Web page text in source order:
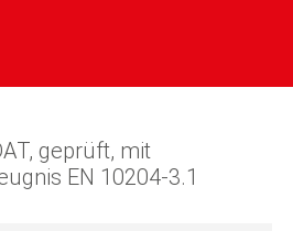
geprüft, mit
EN 10204-3.1